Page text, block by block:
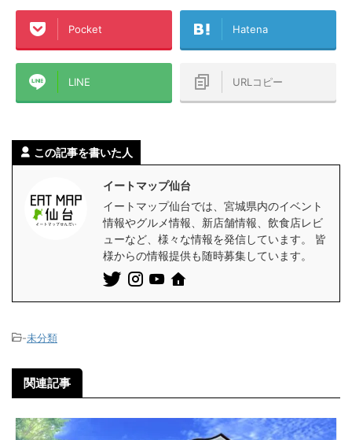
Pocket Hatena
LINE URLコピー
この記事を書いた人
イートマップ仙台
イートマップ仙台では、宮城県内のイベント
情報やグルメ情報、新店舗情報、飲食店レビ
ューなど、様々な情報を発信しています。 皆
様からの情報提供も随時募集しています。
-未分類
関連記事